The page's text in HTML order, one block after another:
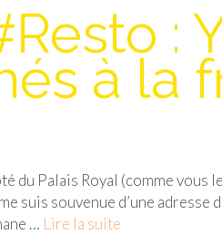
:
à la
du Palais Royal (comme vous
suis souvenue d’une adresse
… Lire la suite­­